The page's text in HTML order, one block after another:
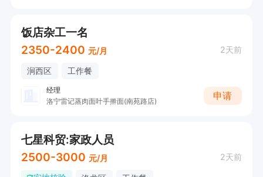
饭店杂工一名
2350-2400 元/月 2天前
涧西区 工作餐
经理
洛宁雷记蒸肉面叶手擀面(南苑路店)
申请
七星科贸:家政人员
2500-3000 元/月 2天前